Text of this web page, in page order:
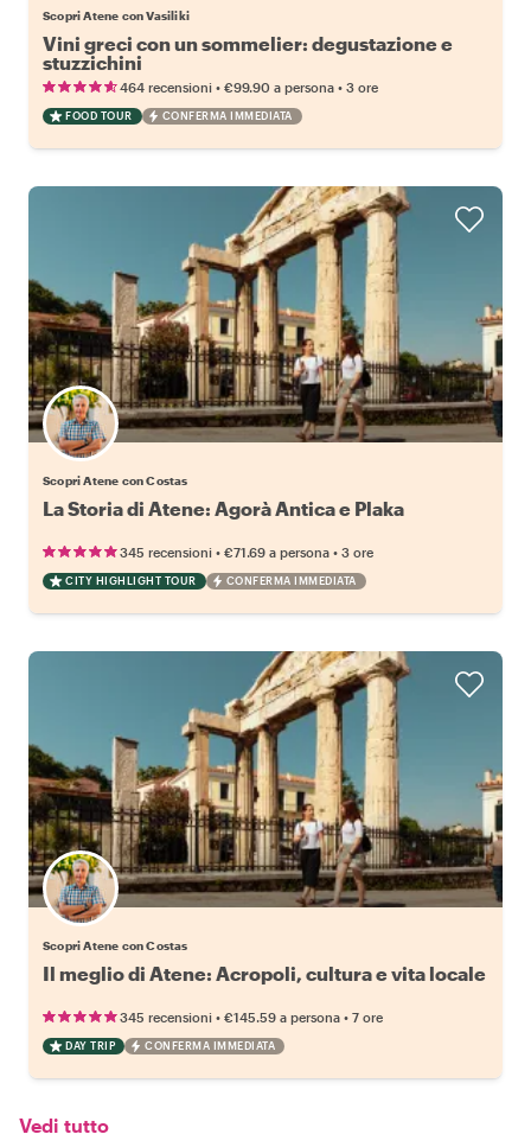
Scopri Atene con Vasiliki
Vini greci con un sommelier: degustazione e
stuzzichini
464 recensioni • €99.90 a persona • 3 ore
FOOD TOUR CONFERMA IMMEDIATA
Scopri Atene con Costas
La Storia di Atene: Agorà Antica e Plaka
345 recensioni • €71.69 a persona • 3 ore
CITY HIGHLIGHT TOUR CONFERMA IMMEDIATA
Scopri Atene con Costas
Il meglio di Atene: Acropoli, cultura e vita locale
345 recensioni • €145.59 a persona • 7 ore
DAY TRIP CONFERMA IMMEDIATA
Vedi tutto